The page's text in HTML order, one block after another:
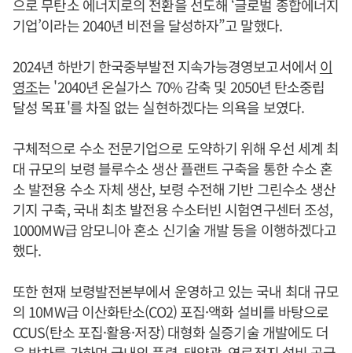
으로 무탄소 에너지로의 전환을 선도해 ‘글로벌 종합에너지
기업’이라는 2040년 비전을 달성하자”고 말했다.
2024년 하반기 한국중부발전 지속가능경영보고서에서 이
영조는 '2040년 온실가스 70% 감축 및 2050년 탄소중립
달성 목표'를 차질 없는 실현하겠다는 의욕을 보였다.
구체적으로 수소 전문기업으로 도약하기 위해 우선 세계 최
대 규모의 보령 블루수소 생산 플랜트 구축을 통한 수소 혼
소 발전용 수소 자체 생산, 보령 수전해 기반 그린수소 생산
기지 구축, 국내 최초 발전용 수소터빈 시험연구센터 조성,
1000MW급 암모니아 혼소 신기술 개발 등을 이행하겠다고
했다.
또한 현재 보령발전본부에서 운영하고 있는 국내 최대 규모
의 10MW급 이산화탄소(CO2) 포집·액화 설비를 바탕으로
CCUS(탄소 포집·활용·저장) 대형화 실증기술 개발에도 더